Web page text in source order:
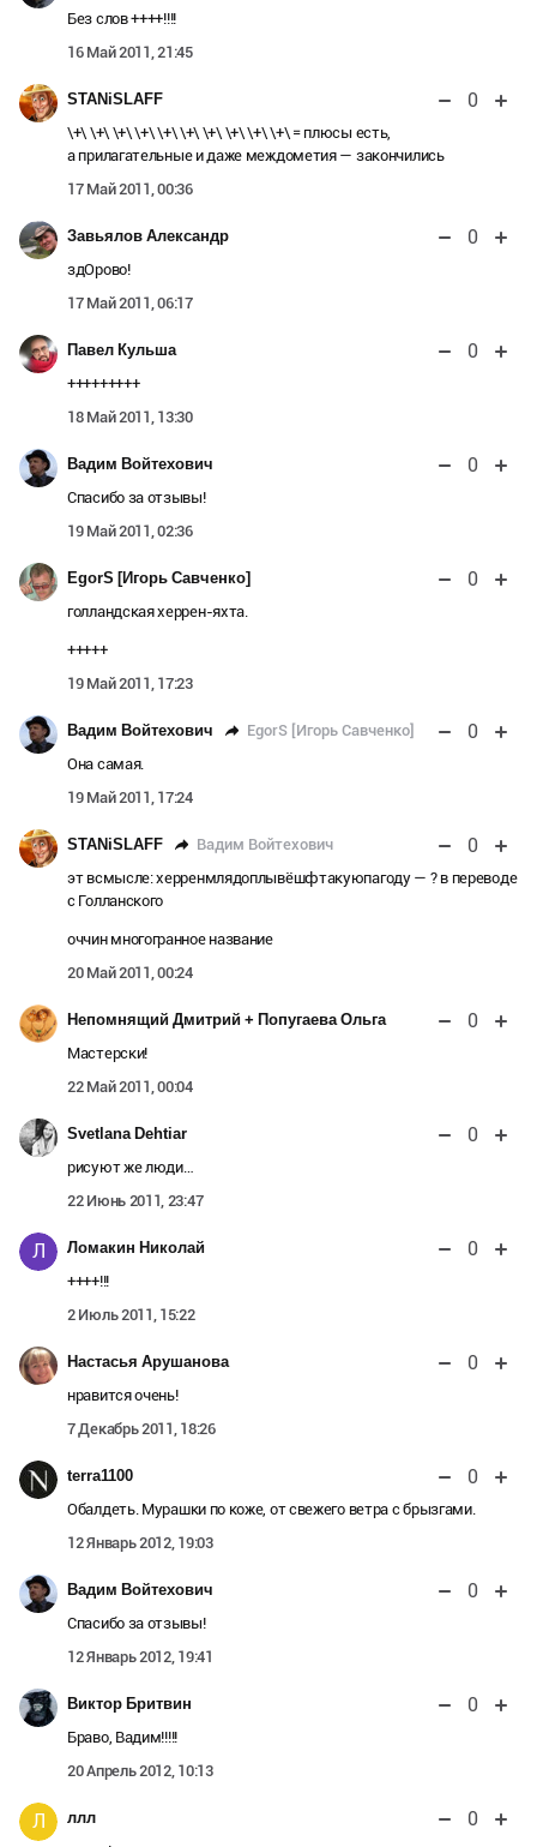
Без слов ++++!!!!
16 Май 2011, 21:45
STANiSLAFF 0
\+\ \+\ \+\ \+\ \+\ \+\ \+\ \+\ \+\ \+\ = плюсы есть,
а прилагательные и даже междометия — закончились
17 Май 2011, 00:36
Завьялов Александр 0
здОрово!
17 Май 2011, 06:17
Павел Кульша 0
+++++++++
18 Май 2011, 13:30
Вадим Войтехович 0
Спасибо за отзывы!
19 Май 2011, 02:36
EgorS [Игорь Савченко] 0
голландская херрен-яхта.
+++++
19 Май 2011, 17:23
Вадим Войтехович EgorS [Игорь Савченко] 0
Она самая.
19 Май 2011, 17:24
STANiSLAFF Вадим Войтехович 0
эт всмысле: херренмлядоплывёшфтакуюпагоду — ? в переводе
с Голланского
оччин многогранное название
20 Май 2011, 00:24
Непомнящий Дмитрий + Попугаева Ольга 0
Мастерски!
22 Май 2011, 00:04
Svetlana Dehtiar 0
рисуют же люди…
22 Июнь 2011, 23:47
Л Ломакин Николай 0
++++!!!
2 Июль 2011, 15:22
Настасья Арушанова 0
нравится очень!
7 Декабрь 2011, 18:26
terra1100 0
Обалдеть. Мурашки по коже, от свежего ветра с брызгами.
12 Январь 2012, 19:03
Вадим Войтехович 0
Cпасибо за отзывы!
12 Январь 2012, 19:41
Виктор Бритвин 0
Браво, Вадим!!!!!
20 Апрель 2012, 10:13
Л ллл 0